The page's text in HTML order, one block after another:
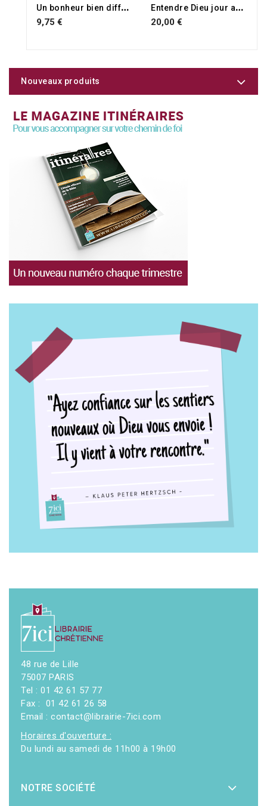
U
n bonheur bien différent
9,75 €
E
ntendre Dieu jour après jour
20,00 €
Nouveaux produits
48 rue de Lille
75007 PARIS
Tel : 01 42 61 57 77
Fax : 01 42 61 26 58
Email : contact@librairie-7ici.com
Horaires d'ouverture :
Du lundi au samedi de 11h00 à 19h00
NOTRE SOCIÉTÉ